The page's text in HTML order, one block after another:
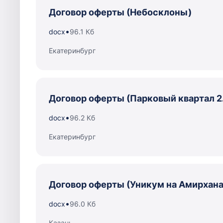
Договор оферты (Небосклоны)
docx•96.1 Кб
Екатеринбург
Договор оферты (Парковый квартал
docx•96.2 Кб
Екатеринбург
Договор оферты (Уникум на
docx•96.0 Кб